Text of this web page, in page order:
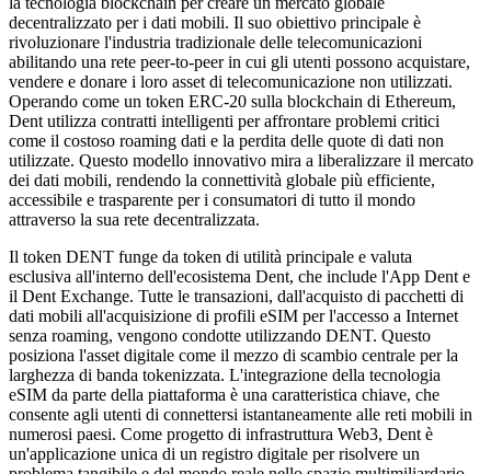
decentralizzato per i dati mobili. Il suo obiettivo principale è
rivoluzionare l'industria tradizionale delle telecomunicazioni
abilitando una rete peer-to-peer in cui gli utenti possono acquistare,
vendere e donare i loro asset di telecomunicazione non utilizzati.
Operando come un token ERC-20 sulla blockchain di Ethereum,
Dent utilizza contratti intelligenti per affrontare problemi critici
come il costoso roaming dati e la perdita delle quote di dati non
utilizzate. Questo modello innovativo mira a liberalizzare il mercato
dei dati mobili, rendendo la connettività globale più efficiente,
accessibile e trasparente per i consumatori di tutto il mondo
attraverso la sua rete decentralizzata.
Il token DENT funge da token di utilità principale e valuta
esclusiva all'interno dell'ecosistema Dent, che include l'App Dent e
il Dent Exchange. Tutte le transazioni, dall'acquisto di pacchetti di
dati mobili all'acquisizione di profili eSIM per l'accesso a Internet
senza roaming, vengono condotte utilizzando DENT. Questo
posiziona l'asset digitale come il mezzo di scambio centrale per la
larghezza di banda tokenizzata. L'integrazione della tecnologia
eSIM da parte della piattaforma è una caratteristica chiave, che
consente agli utenti di connettersi istantaneamente alle reti mobili in
numerosi paesi. Come progetto di infrastruttura Web3, Dent è
un'applicazione unica di un registro digitale per risolvere un